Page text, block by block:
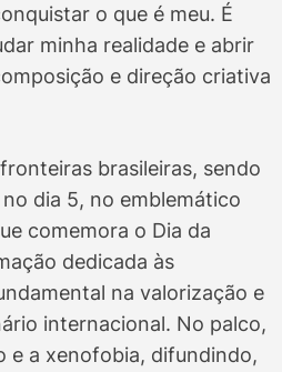
o que é meu. É
minha realidade e abrir
e direção criativa
brasileiras, sendo
dia 5, no emblemático
comemora o Dia da
dedicada às
na valorização e
internacional. No palco,
e a xenofobia, difundindo,